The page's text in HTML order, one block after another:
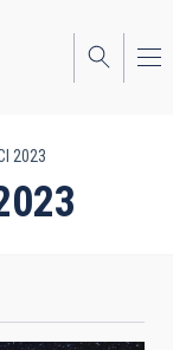
2023